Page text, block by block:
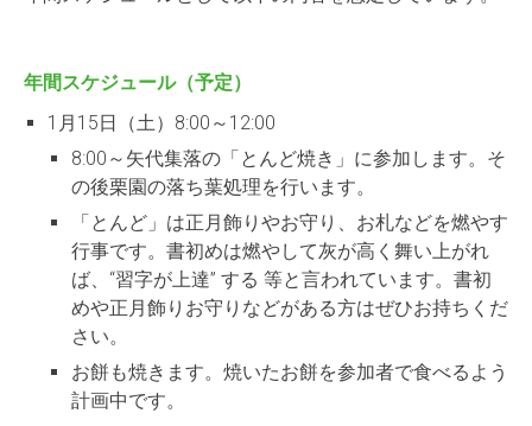
年間スケジュール（予定）
1月15日（土）8:00～12:00
8:00～矢代集落の「とんど焼き」に参加します。そ
の後栗園の落ち葉処理を行います。
「とんど」は正月飾りやお守り、お札などを燃やす
行事です。書初めは燃やして灰が高く舞い上がれ
ば、“習字が上達” する 等と言われています。書初
めや正月飾りお守りなどがある方はぜひお持ちくだ
さい。
お餅も焼きます。焼いたお餅を参加者で食べるよう
計画中です。